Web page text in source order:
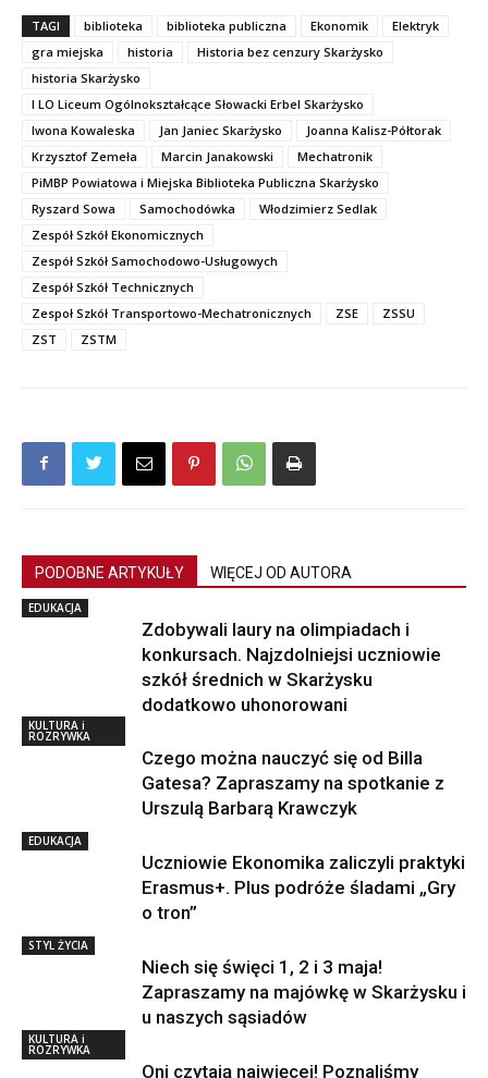
TAGI biblioteka biblioteka publiczna Ekonomik
Elektryk
gra miejska
historia
Historia bez cenzury Skarżysko
historia Skarżysko
I LO Liceum Ogólnokształcące Słowacki Erbel Skarżysko
Iwona Kowaleska
Jan Janiec Skarżysko
Joanna Kalisz-Półtorak
Krzysztof Zemeła
Marcin Janakowski
Mechatronik
PiMBP Powiatowa i Miejska Biblioteka Publiczna Skarżysko
Ryszard Sowa
Samochodówka
Włodzimierz Sedlak
Zespół Szkół Ekonomicznych
Zespół Szkół Samochodowo-Usługowych
Zespół Szkół Technicznych
Zespoł Szkół Transportowo-Mechatronicznych
ZSE
ZSSU
ZST
ZSTM
PODOBNE ARTYKUŁY WIĘCEJ OD AUTORA
EDUKACJA
Zdobywali laury na olimpiadach i
konkursach. Najzdolniejsi uczniowie
szkół średnich w Skarżysku
dodatkowo uhonorowani
KULTURA i
ROZRYWKA
Czego można nauczyć się od Billa
Gatesa? Zapraszamy na spotkanie z
Urszulą Barbarą Krawczyk
EDUKACJA
Uczniowie Ekonomika zaliczyli praktyki
Erasmus+. Plus podróże śladami „Gry
o tron”
STYL ŻYCIA
Niech się święci 1, 2 i 3 maja!
Zapraszamy na majówkę w Skarżysku i
u naszych sąsiadów
KULTURA i
ROZRYWKA
Oni czytają najwięcej! Poznaliśmy